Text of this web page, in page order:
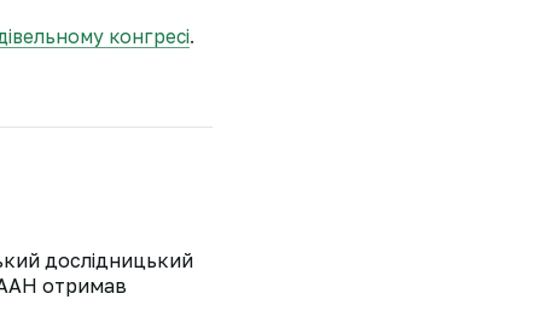
конгресі.
дослідницький
отримав